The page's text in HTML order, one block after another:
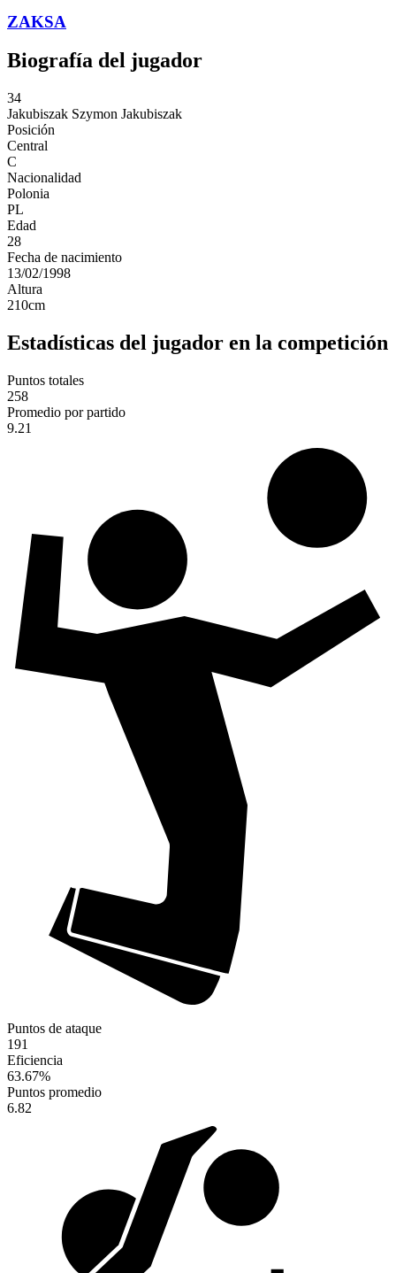
ZAKSA
Biografía del jugador
34
Jakubiszak Szymon Jakubiszak
Posición
Central
C
Nacionalidad
Polonia
PL
Edad
28
Fecha de nacimiento
13/02/1998
Altura
210cm
Estadísticas del jugador en la competición
Puntos totales
258
Promedio por partido
9.21
Puntos de ataque
191
Eficiencia
63.67%
Puntos promedio
6.82